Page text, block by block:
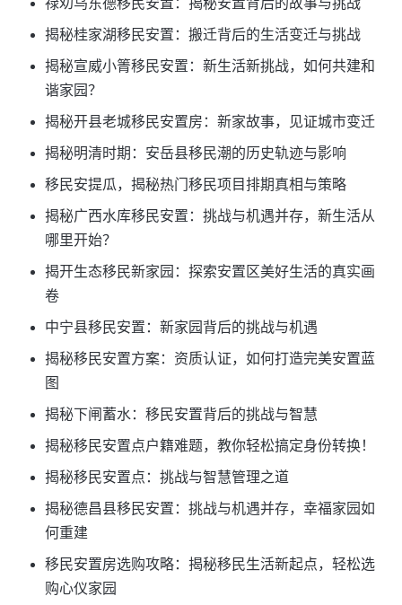
禄劝乌东德移民安置：揭秘安置背后的故事与挑战
揭秘桂家湖移民安置：搬迁背后的生活变迁与挑战
揭秘宣威小箐移民安置：新生活新挑战，如何共建和
谐家园？
揭秘开县老城移民安置房：新家故事，见证城市变迁
揭秘明清时期：安岳县移民潮的历史轨迹与影响
移民安提瓜，揭秘热门移民项目排期真相与策略
揭秘广西水库移民安置：挑战与机遇并存，新生活从
哪里开始？
揭开生态移民新家园：探索安置区美好生活的真实画
卷
中宁县移民安置：新家园背后的挑战与机遇
揭秘移民安置方案：资质认证，如何打造完美安置蓝
图
揭秘下闸蓄水：移民安置背后的挑战与智慧
揭秘移民安置点户籍难题，教你轻松搞定身份转换！
揭秘移民安置点：挑战与智慧管理之道
揭秘德昌县移民安置：挑战与机遇并存，幸福家园如
何重建
移民安置房选购攻略：揭秘移民生活新起点，轻松选
购心仪家园